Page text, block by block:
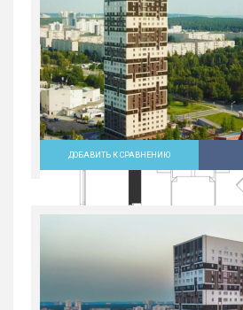
7 096 500 руб.
1 31/31 35.1 м2
ДОБАВИТЬ К СРАВНЕНИЮ